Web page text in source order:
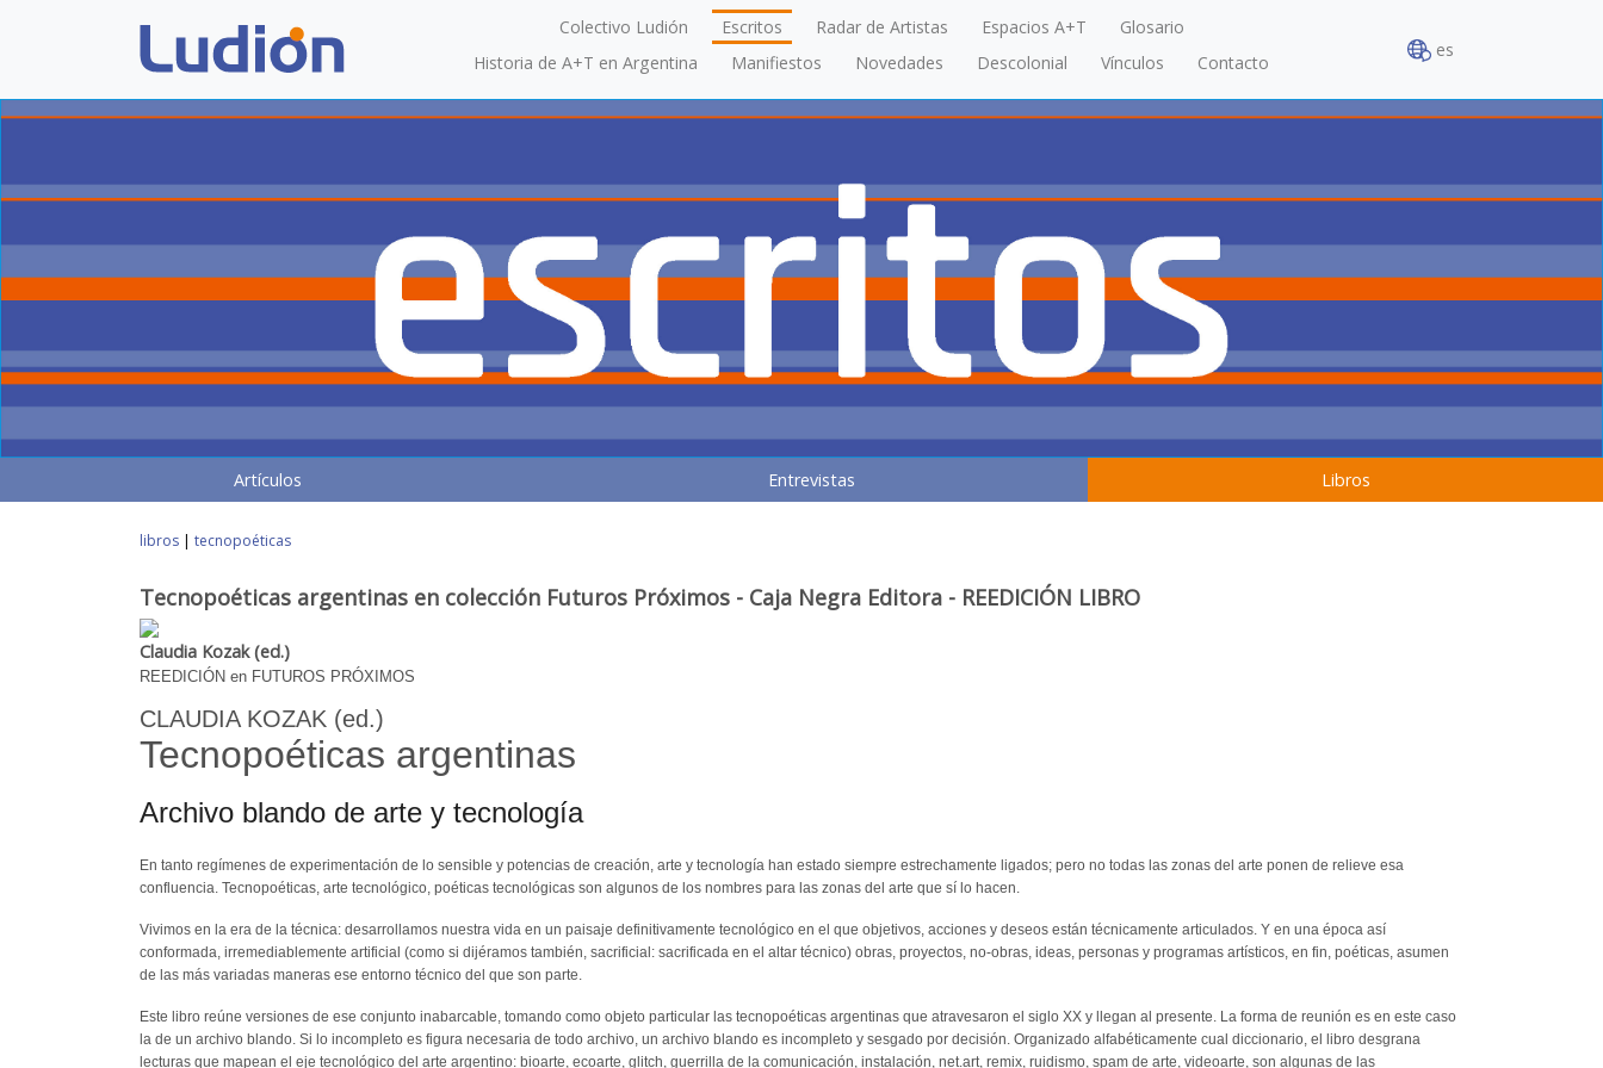
Colectivo Ludión Escritos Radar de Artistas Espacios A+T
Glosario
Historia de A+T en Argentina
Manifiestos Novedades Descolonial Vínculos Contacto
es
Artículos Entrevistas Libros
libros | tecnopoéticas
Tecnopoéticas argentinas en colección Futuros Próximos - Caja Negra Editora - REEDICIÓN LIBRO
Claudia Kozak (ed.)
REEDICIÓN en FUTUROS PRÓXIMOS
CLAUDIA KOZAK (ed.)
Tecnopoéticas argentinas
Archivo blando de arte y tecnología
En tanto regímenes de experimentación de lo sensible y potencias de creación, arte y tecnología han estado siempre estrechamente ligados; pero no todas las zonas del arte ponen de relieve esa
confluencia. Tecnopoéticas, arte tecnológico, poéticas tecnológicas son algunos de los nombres para las zonas del arte que sí lo hacen.
Vivimos en la era de la técnica: desarrollamos nuestra vida en un paisaje definitivamente tecnológico en el que objetivos, acciones y deseos están técnicamente articulados. Y en una época así
conformada, irremediablemente artificial (como si dijéramos también, sacrificial: sacrificada en el altar técnico) obras, proyectos, no-obras, ideas, personas y programas artísticos, en fin, poéticas, asumen
de las más variadas maneras ese entorno técnico del que son parte.
Este libro reúne versiones de ese conjunto inabarcable, tomando como objeto particular las tecnopoéticas argentinas que atravesaron el siglo XX y llegan al presente. La forma de reunión es en este caso
la de un archivo blando. Si lo incompleto es figura necesaria de todo archivo, un archivo blando es incompleto y sesgado por decisión. Organizado alfabéticamente cual diccionario, el libro desgrana
lecturas que mapean el eje tecnológico del arte argentino: bioarte, ecoarte, glitch, guerrilla de la comunicación, instalación, net.art, remix, ruidismo, spam de arte, videoarte, son algunas de las